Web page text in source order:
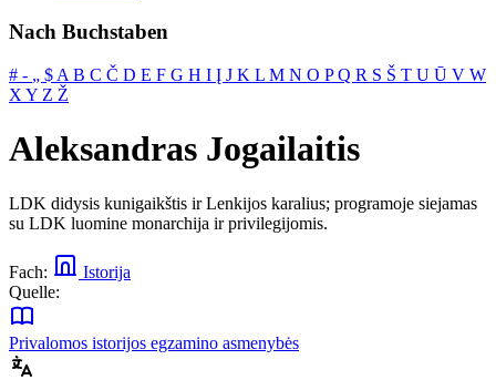
Nach Buchstaben
# ‐ „ $ A B C Č D E F G H I Į J K L M N O PQ R S Š T U Ū V W
X Y Z Ž
Aleksandras Jogailaitis
LDK didysis kunigaikštis ir Lenkijos karalius; programoje siejamas
su LDK luomine monarchija ir privilegijomis.
Fach:
Istorija
Quelle:
Privalomos istorijos egzamino asmenybės